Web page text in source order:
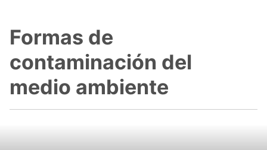
Formas de
contaminación del
medio ambiente